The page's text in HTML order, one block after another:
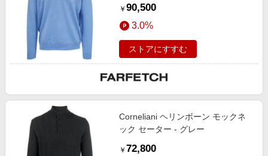
￥ 90,500
3.0%
ストアにすすむ
Corneliani ヘリンボーン モックネ
ック セーター - グレー
￥ 72,800